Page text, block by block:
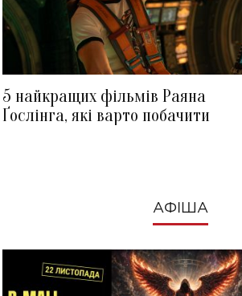
5 найкращих фільмів Раяна
Ґослінга, які варто побачити
АФІША